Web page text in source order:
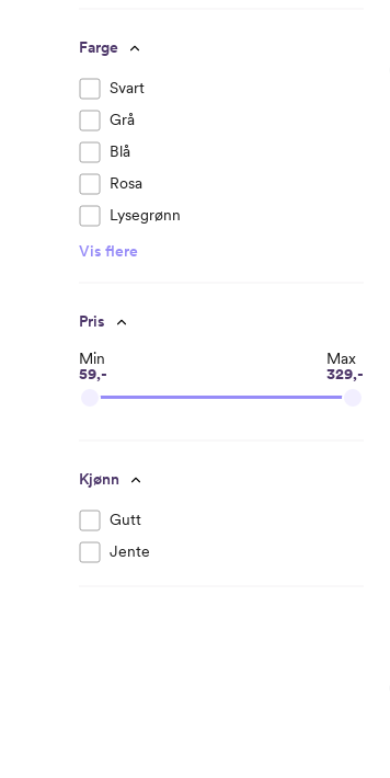
Farge
Svart
Grå
Blå
Rosa
Lysegrønn
Vis flere
Pris
Min
59,-
Max
329,-
Kjønn
Gutt
Jente